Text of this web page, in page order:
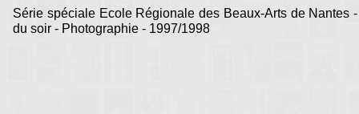
Série spéciale Ecole Régionale des Beaux-Arts de Nantes
du soir - Photographie - 1997/1998